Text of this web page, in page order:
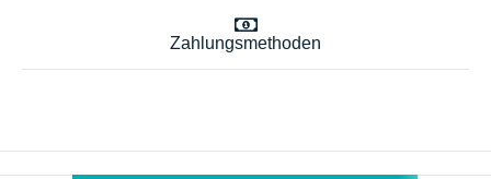
Zahlungsmethoden